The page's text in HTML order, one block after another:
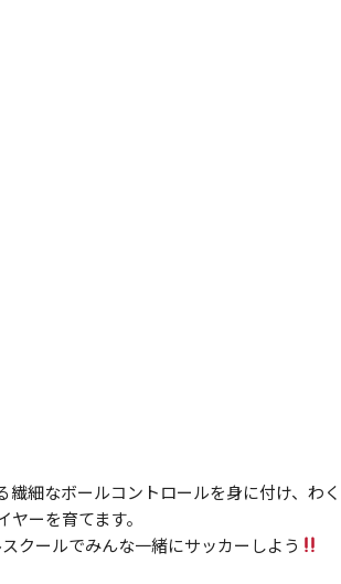
繊細なボールコントロールを身に付け、わく
ーを育てます。
クールでみんな一緒にサッカーしよう